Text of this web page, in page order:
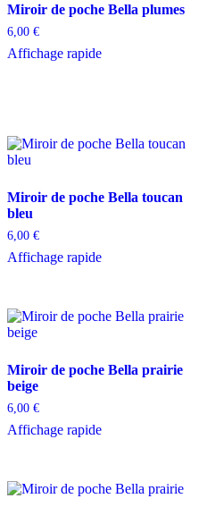
Miroir de poche Bella plumes
6,00 €
Affichage rapide
Miroir de poche Bella toucan
bleu
6,00 €
Affichage rapide
Miroir de poche Bella prairie
beige
6,00 €
Affichage rapide